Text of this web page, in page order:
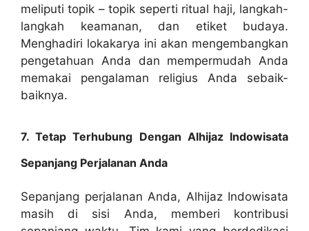
meliputi topik – topik seperti ritual haji, langkah-
langkah keamanan, dan etiket budaya.
Menghadiri lokakarya ini akan mengembangkan
pengetahuan Anda dan mempermudah Anda
memakai pengalaman religius Anda sebaik-
baiknya.
7. Tetap Terhubung Dengan Alhijaz Indowisata
Sepanjang Perjalanan Anda
Sepanjang perjalanan Anda, Alhijaz Indowisata
masih di sisi Anda, memberi kontribusi